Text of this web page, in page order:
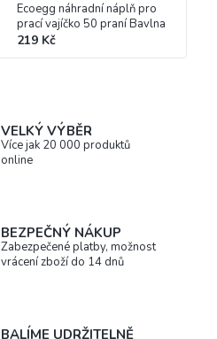
Ecoegg náhradní náplň pro
prací vajíčko 50 praní Bavlna
219 Kč
VELKÝ VÝBĚR
Více jak 20 000 produktů
online
BEZPEČNÝ NÁKUP
Zabezpečené platby, možnost
vrácení zboží do 14 dnů
BALÍME UDRŽITELNĚ